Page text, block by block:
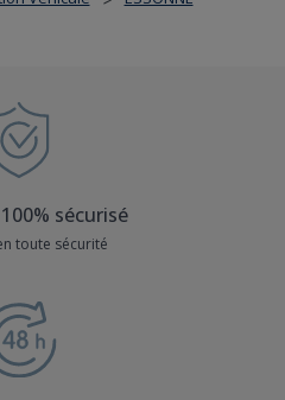
sécurisé
toute sécurité